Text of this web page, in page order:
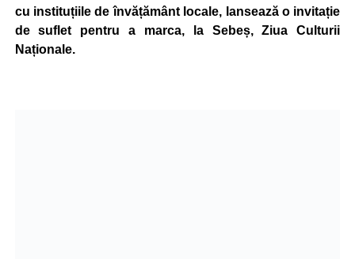
cu instituțiile de învățământ locale, lansează o invitație
de suflet pentru a marca, la Sebeș, Ziua Culturii
Naționale.